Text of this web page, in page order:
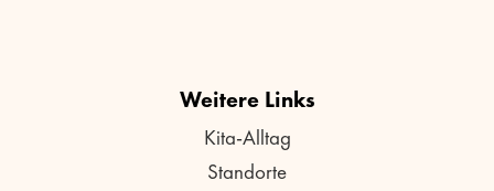
Weitere Links
Kita-Alltag
Standorte